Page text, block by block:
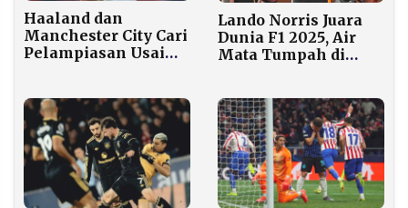
Haaland dan
Manchester City Cari
Pelampiasan Usai
Lando Norris Juara
Dunia F1 2025, Air
Mata Tumpah di